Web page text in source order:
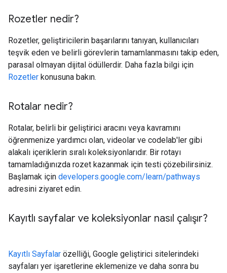
Rozetler nedir?
Rozetler, geliştiricilerin başarılarını tanıyan, kullanıcıları
teşvik eden ve belirli görevlerin tamamlanmasını takip eden,
parasal olmayan dijital ödüllerdir. Daha fazla bilgi için
Rozetler konusuna bakın.
Rotalar nedir?
Rotalar, belirli bir geliştirici aracını veya kavramını
öğrenmenize yardımcı olan, videolar ve codelab'ler gibi
alakalı içeriklerin sıralı koleksiyonlarıdır. Bir rotayı
tamamladığınızda rozet kazanmak için testi çözebilirsiniz.
Başlamak için developers.google.com/learn/pathways
adresini ziyaret edin.
Kayıtlı sayfalar ve koleksiyonlar nasıl çalışır?
Kayıtlı Sayfalar özelliği, Google geliştirici sitelerindeki
sayfaları yer işaretlerine eklemenize ve daha sonra bu